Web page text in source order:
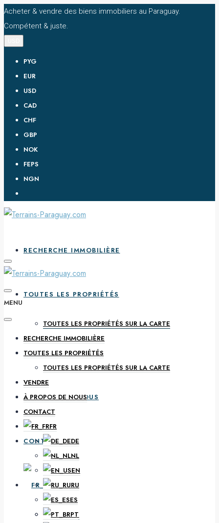
Acheter & vendre des biens immobiliers au Paraguay.
Compétent & juste.
PYG
EUR
USD
CAD
CHF
GBP
NOK
FEPS
NGN
RECHERCHE IMMOBILIÈRE
TOUTES LES PROPRIÉTÉS
TOUTES LES PROPRIÉTÉS SUR LA CARTE
VENDRE
À PROPOS DE NOUS
CONTACT
FR
DE
MENU
RECHERCHE IMMOBILIÈRE
TOUTES LES PROPRIÉTÉS
TOUTES LES PROPRIÉTÉS SUR LA CARTE
VENDRE
À PROPOS DE NOUS
CONTACT
FR
DE
NL
EN
RU
ES
PT